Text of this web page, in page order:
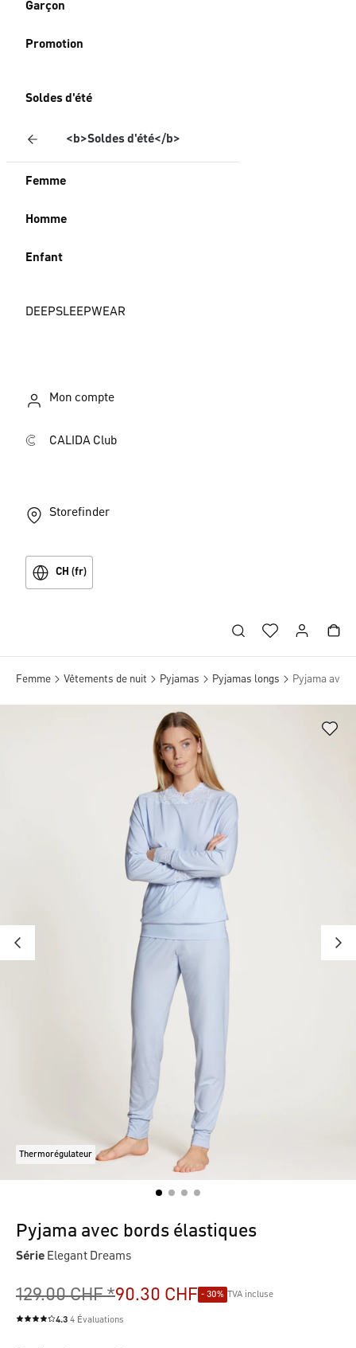
Garçon
Promotion
Soldes d'été
<b>Soldes d'été</b>
Femme
Homme
Enfant
DEEPSLEEPWEAR
Mon compte
CALIDA Club
Storefinder
CH (fr)
Femme Vêtements de nuit Pyjamas Pyjamas longs Pyjama avec
Thermorégulateur
Pyjama avec bords élastiques
Série Elegant Dreams
129.00 CHF *90.30 CHF - 30% TVA incluse
Note moyenne de 4.3 sur 5 étoiles
4.3 4 Évaluations